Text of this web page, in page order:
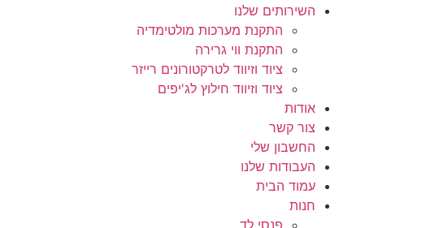
השירותים שלנו
התקנת מערכות מולטימדיה
התקנת ווי גרירה
ציוד וזיווד לטרקטורונים רייזר
ציוד וזיווד חילוץ לג'יפים
אודות
צור קשר
החשבון שלי
העבודות שלנו
עמוד הבית
חנות
פנסי לד